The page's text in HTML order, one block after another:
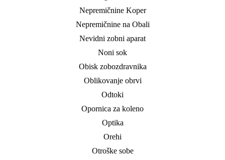
Nepremičnine Koper
Nepremičnine na Obali
Nevidni zobni aparat
Noni sok
Obisk zobozdravnika
Oblikovanje obrvi
Odtoki
Opornica za koleno
Optika
Orehi
Otroške sobe